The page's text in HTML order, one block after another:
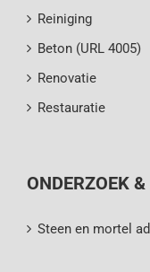
Reiniging
Beton (URL 4005)
Renovatie
Restauratie
ONDERZOEK
Steen en mortel